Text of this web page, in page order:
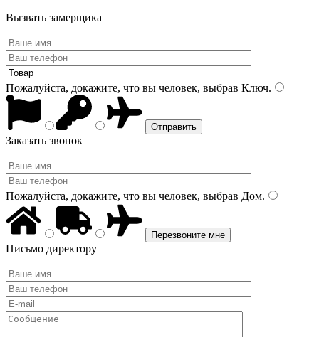
Вызвать замерщика
Пожалуйста, докажите, что вы человек, выбрав Ключ.
Заказать звонок
Пожалуйста, докажите, что вы человек, выбрав Дом.
Письмо директору